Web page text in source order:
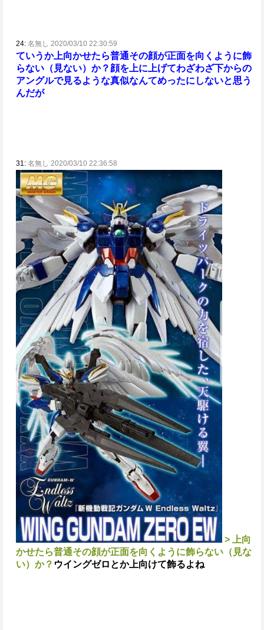
24: 名無し 2020/03/10 22:30:59
ていうか上向かせたら普通その顔が正面を向くように飾
らない（見ない）か？ 顔を上に上げてわざわざ下からの
アングルで見るような真似なんてめったにしないと思う
んだが
31: 名無し 2020/03/10 22:36:58
> 上向
かせたら普通その顔が正面を向くように飾らない（見な
い）か？ ウイングゼロとか上向けて飾るよね